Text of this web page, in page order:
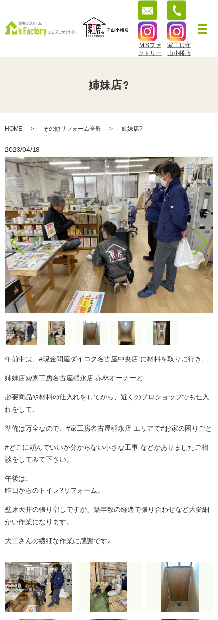
M’Sファ
クトリー
家工房守
山小幡店
姉妹店?
HOME その他リフォーム全般 姉妹店?
2023/04/18
午前中は、#現金問屋ダイコク名古屋中央店 に材料を取りに行き、
姉妹店@家工房名古屋稲永店 赤林オーナーと
必要商品や材料の仕入れをしてから、近くのプロショップでも仕入
れをして、
準備は万全なので、#家工房名古屋稲永店 エリアで#お家の困りごと
#どこに頼んでいいか分からない小さな工事 などがありましたご相
談をしてみて下さい。
午後は、
昨日からのトイレ?リフォーム。
壁床天井の張り増しですが、築年数の経過で張り合わせなど大変細
かい作業になります。
大工さんの繊細な作業に感謝です♪